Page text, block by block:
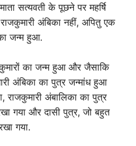
सत्यवती के पूछने पर महर्षि
अंबिका नहीं, अपितु एक
जन्म हुआ.
का जन्म हुआ और जैसाकि
अंबिका का पुत्र जन्मांध हुआ
राजकुमारी अंबालिका का पुत्र
गया और दासी पुत्र, जो बहुत
गया.